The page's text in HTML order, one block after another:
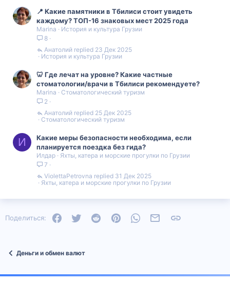
📍 Какие памятники в Тбилиси стоит увидеть
каждому? ТОП-16 знаковых мест 2025 года
Marina
История и культура Грузии
8
История и культура Грузии
23 Дек 2025
Анатолий
🦷 Где лечат на уровне? Какие частные
стоматологии/врачи в Тбилиси рекомендуете?
Marina
Стоматологический туризм
2
Стоматологический туризм
25 Дек 2025
Анатолий
И
Какие меры безопасности необходима, если
планируется поездка без гида?
Илдар
Яхты, катера и морские прогулки по Грузии
7
Яхты, катера и морские прогулки по Грузии
31 Дек 2025
ViolettaPetrovna
Поделиться: FacebookTwitter Reddit PinterestWhatsAppЭлектронная почта
Деньги и обмен валют